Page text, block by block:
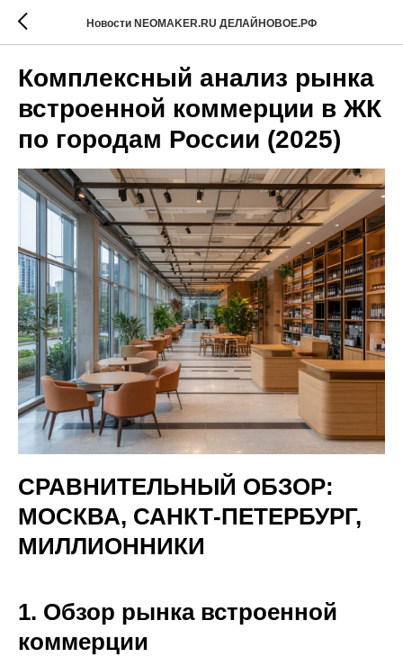
Новости NEOMAKER.RU ДЕЛАЙНОВОЕ.РФ
Комплексный анализ рынка
встроенной коммерции в ЖК
по городам России (2025)
СРАВНИТЕЛЬНЫЙ ОБЗОР:
МОСКВА, САНКТ-ПЕТЕРБУРГ,
МИЛЛИОННИКИ
1. Обзор рынка встроенной
коммерции